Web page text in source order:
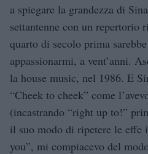
a spiegare la grandezza di
settantenne con un repertorio
quarto di secolo prima
appassionarmi, a vent’anni.
la house music, nel 1986. E
“Cheek to cheek” come
(incastrando “right up to!”
il suo modo di ripetere le
you”, mi compiacevo del